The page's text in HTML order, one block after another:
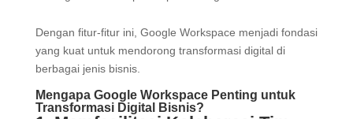
Dengan fitur-fitur ini, Google Workspace menjadi fondasi
yang kuat untuk mendorong transformasi digital di
berbagai jenis bisnis.
Mengapa Google Workspace Penting untuk
Transformasi Digital Bisnis?